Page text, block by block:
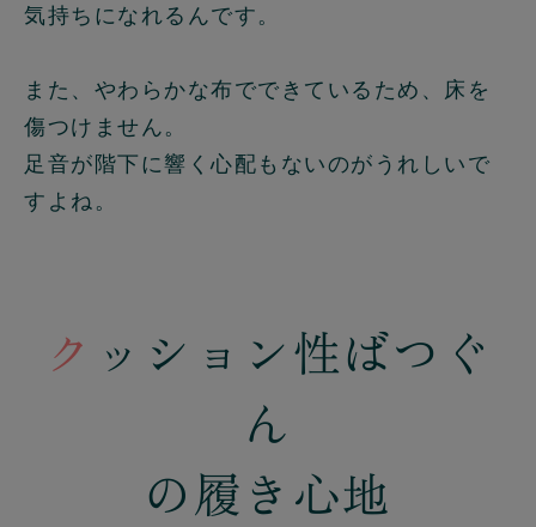
気持ちになれるんです。
また、やわらかな布でできているため、床を
傷つけません。
足音が階下に響く心配もないのがうれしいで
すよね。
ク ッション性ばつぐ
ん
の履き心地